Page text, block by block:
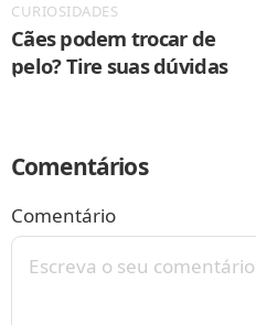
CURIOSIDADES
Cães podem trocar de
pelo? Tire suas dúvidas
Comentários
Comentário